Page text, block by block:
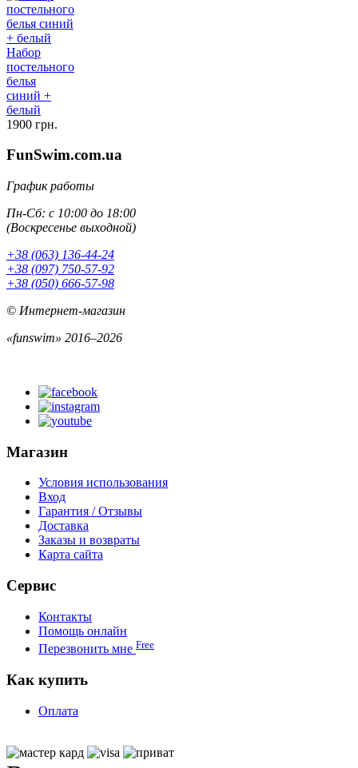
Набор
постельного
белья
синий +
белый
1900 грн.
FunSwim.com.ua
График работы
Пн-Сб: с 10:00 до 18:00
(Воскресенье выходной)
+38 (063) 136-44-24
+38 (097) 750-57-92
+38 (050) 666-57-98
© Интернет-магазин
«funswim» 2016–2026
Магазин
Условия использования
Вход
Гарантия / Отзывы
Доставка
Заказы и возвраты
Карта сайта
Сервис
Контакты
Помощь онлайн
Перезвонить мне Free
Как купить
Оплата